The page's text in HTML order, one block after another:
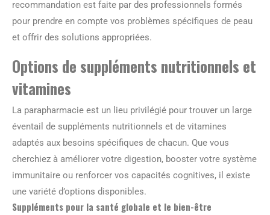
recommandation est faite par des professionnels formés
pour prendre en compte vos problèmes spécifiques de peau
et offrir des solutions appropriées.
Options de suppléments nutritionnels et
vitamines
La parapharmacie est un lieu privilégié pour trouver un large
éventail de suppléments nutritionnels et de vitamines
adaptés aux besoins spécifiques de chacun. Que vous
cherchiez à améliorer votre digestion, booster votre système
immunitaire ou renforcer vos capacités cognitives, il existe
une variété d’options disponibles.
Suppléments pour la santé globale et le bien-être